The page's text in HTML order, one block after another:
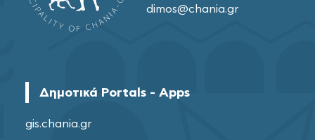
dimos@chania.gr
Δημοτικά Portals - Apps
gis.chania.gr